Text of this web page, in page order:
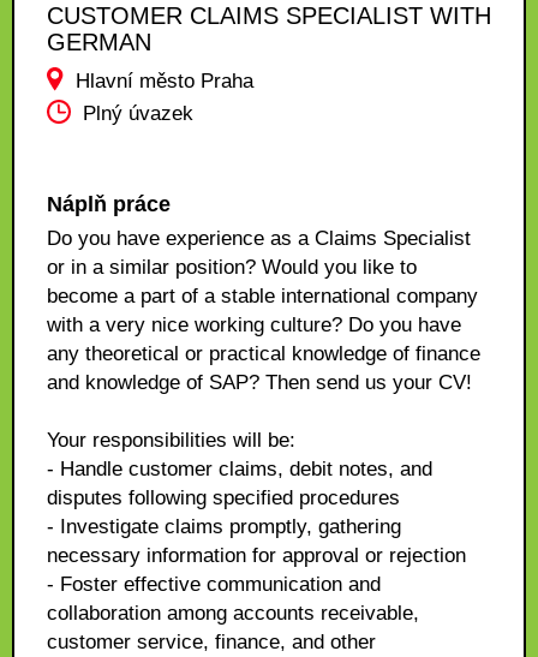
CUSTOMER CLAIMS SPECIALIST WITH
GERMAN
Hlavní město Praha
Plný úvazek
Náplň práce
Do you have experience as a Claims Specialist
or in a similar position? Would you like to
become a part of a stable international company
with a very nice working culture? Do you have
any theoretical or practical knowledge of finance
and knowledge of SAP? Then send us your CV!
Your responsibilities will be:
- Handle customer claims, debit notes, and
disputes following specified procedures
- Investigate claims promptly, gathering
necessary information for approval or rejection
- Foster effective communication and
collaboration among accounts receivable,
customer service, finance, and other